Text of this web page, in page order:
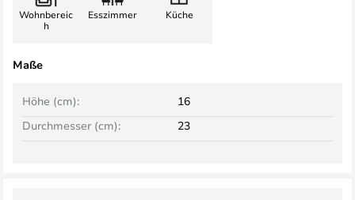
Wohnbereic
h
Esszimmer Küche
Maße
Höhe (cm):
16
Durchmesser (cm):
23